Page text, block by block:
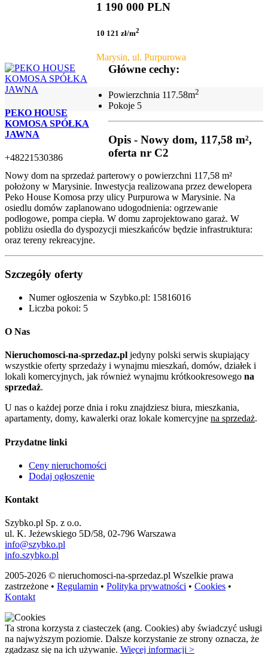
1 190 000 PLN
10 121 zł/m2
Marysin, ul. Purpurowa
PEKO HOUSE
KOMOSA SPÓŁKA
JAWNA
+48221530386
Główne cechy:
Powierzchnia 117.58m2
Pokoje 5
Opis - Nowy dom, 117,58 m²,
oferta nr C2
Nowy dom na sprzedaż parterowy o powierzchni 117,58 m²
położony w Marysinie. Inwestycja realizowana przez dewelopera
Peko House Komosa przy ulicy Purpurowa w Marysinie. Na
osiedlu domów zaplanowano udogodnienia: ogrzewanie
podłogowe, pompa ciepła. W domu zaprojektowano garaż. W
pobliżu osiedla do dyspozycji mieszkańców będzie infrastruktura:
oraz tereny rekreacyjne.
Szczegóły oferty
Numer ogłoszenia w Szybko.pl: 15816016
Liczba pokoi: 5
O Nas
Nieruchomosci-na-sprzedaz.pl jedyny polski serwis skupiający
wszystkie oferty sprzedaży i wynajmu mieszkań, domów, działek i
lokali komercyjnych, jak również wynajmu krótkookresowego na
sprzedaż.
U nas o każdej porze dnia i roku znajdziesz biura, mieszkania,
apartamenty, domy, kawalerki oraz lokale komercyjne na sprzedaż.
Przydatne linki
Ceny nieruchomości
Dodaj ogłoszenie
Kontakt
Szybko.pl Sp. z o.o.
ul. K. Jeżewskiego 5D/58, 02-796 Warszawa
info@szybko.pl
info.szybko.pl
2005-2026 © nieruchomosci-na-sprzedaz.pl Wszelkie prawa
zastrzeżone • Regulamin • Polityka prywatności • Cookies •
Kontakt
Ta strona korzysta z ciasteczek (ang. Cookies) aby świadczyć usługi
na najwyższym poziomie. Dalsze korzystanie ze strony oznacza, że
zgadzasz się na ich używanie. Więcej informacji >